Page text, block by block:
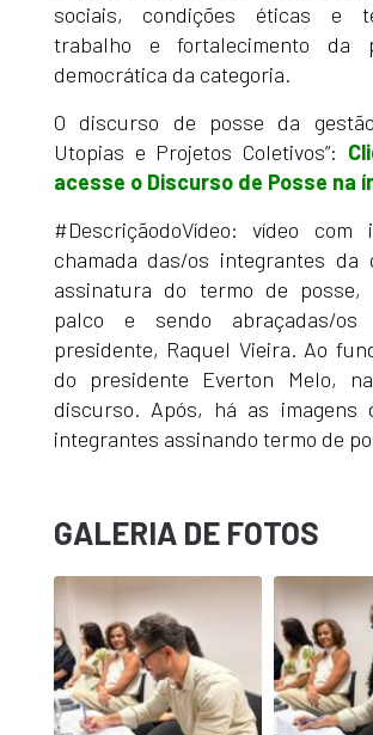
sociais, condições éticas e
trabalho e fortalecimento da
democrática da categoria.
O discurso de posse da
Utopias e Projetos Coletivos”:
acesse o Discurso de Posse na
#DescriçãodoVídeo: vídeo com
chamada das/os integrantes da
assinatura do termo de posse,
palco e sendo abraçadas/
presidente, Raquel Vieira. Ao
do presidente Everton Melo,
discurso. Após, há as imagens
integrantes assinando termo de
GALERIA DE FOTOS